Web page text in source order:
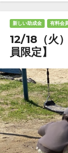
新しい助成金 有料会
12/18（火
員限定】